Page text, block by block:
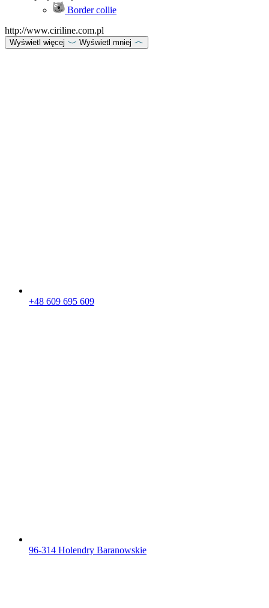
Border collie
http://www.ciriline.com.pl
Wyświetl więcej Wyświetl mniej
+48 609 695 609
96-314 Holendry Baranowskie